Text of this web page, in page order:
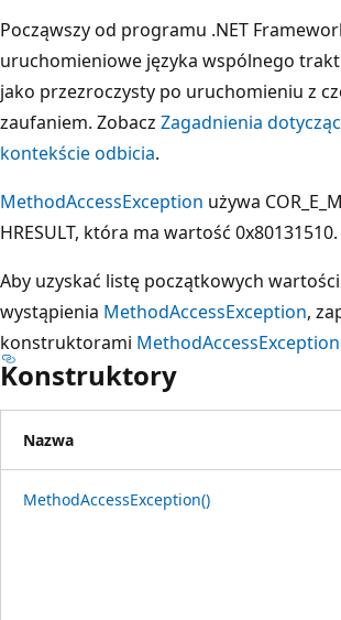
Począwszy od programu .NET
uruchomieniowe języka wspólnego
jako przezroczysty po uruchomieniu z
zaufaniem. Zobacz Zagadnienia
kontekście odbicia.
MethodAccessException używa
HRESULT, która ma wartość 0x80131510.
Aby uzyskać listę początkowych
wystąpienia MethodAccessException,
konstruktorami MethodAccessException
Konstruktory
Nazwa
MethodAccessException()